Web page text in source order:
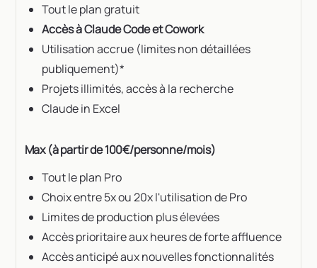
Tout le plan gratuit
Accès à Claude Code et Cowork
Utilisation accrue (limites non détaillées
publiquement)*
Projets illimités, accès à la recherche
Claude in Excel
Max (à partir de 100€/personne/mois)
Tout le plan Pro
Choix entre 5x ou 20x l'utilisation de Pro
Limites de production plus élevées
Accès prioritaire aux heures de forte affluence
Accès anticipé aux nouvelles fonctionnalités